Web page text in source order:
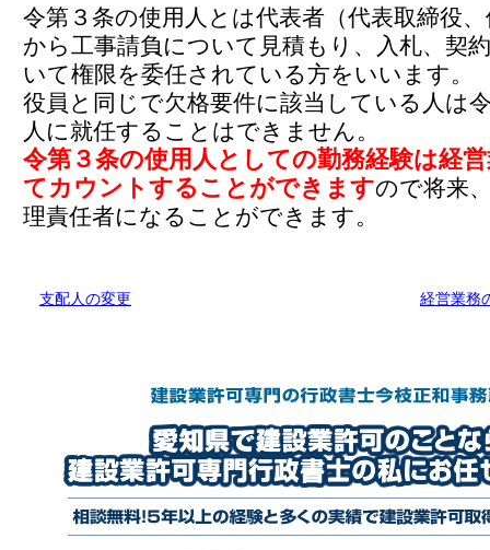
令第３条の使用人とは代表者（代表取締役
から工事請負について見積もり、入札、契
いて権限を委任されている方をいいます。
役員と同じで欠格要件に該当している人は
人に就任することはできません。
令第３条の使用人としての勤務経験は経
てカウントすることができますので将来
理責任者になることができます。
支配人の変更 経営業務